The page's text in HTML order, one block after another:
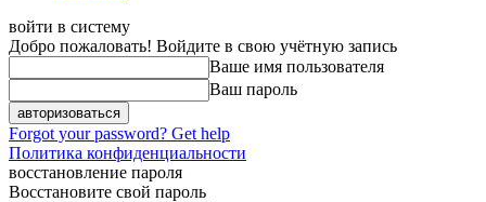
войти в систему
Добро пожаловать! Войдите в свою учётную запись
Ваше имя пользователя
Ваш пароль
Forgot your password? Get help
Политика конфиденциальности
восстановление пароля
Восстановите свой пароль